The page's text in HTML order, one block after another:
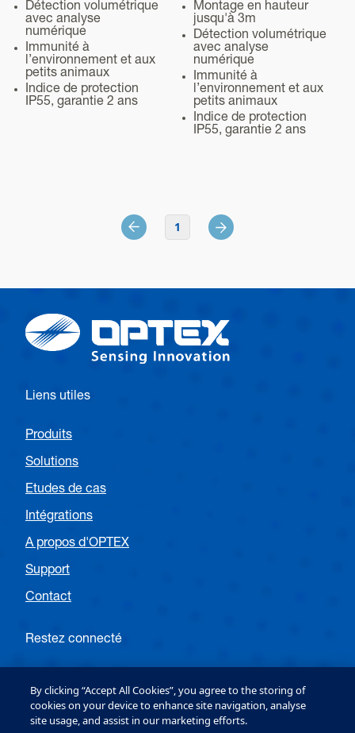
Humidité ambiante
95% max.
Installation (intérieur/extérieur)
Extérieur
Installation
Détection volumétrique
avec analyse
numérique
Immunité à
l’environnement et aux
petits animaux
Indice de protection
IP55, garantie 2 ans
Montage en hauteur
jusqu'à 3m
Détection volumétrique
avec analyse
numérique
Immunité à
l’environnement et aux
petits animaux
Indice de protection
IP55, garantie 2 ans
1
Liens utiles
Produits
Solutions
Etudes de cas
Intégrations
A propos d'OPTEX
Support
Contact
Restez connecté
By clicking “Accept All Cookies”, you agree to the storing of
cookies on your device to enhance site navigation, analyse
site usage, and assist in our marketing efforts.